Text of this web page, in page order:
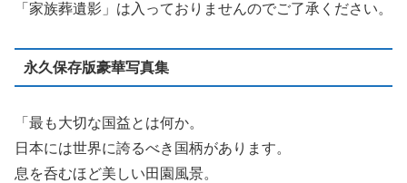
「家族葬遺影」は入っておりませんのでご了承ください。
永久保存版豪華写真集
「最も大切な国益とは何か。
日本には世界に誇るべき国柄があります。
息を呑むほど美しい田園風景。